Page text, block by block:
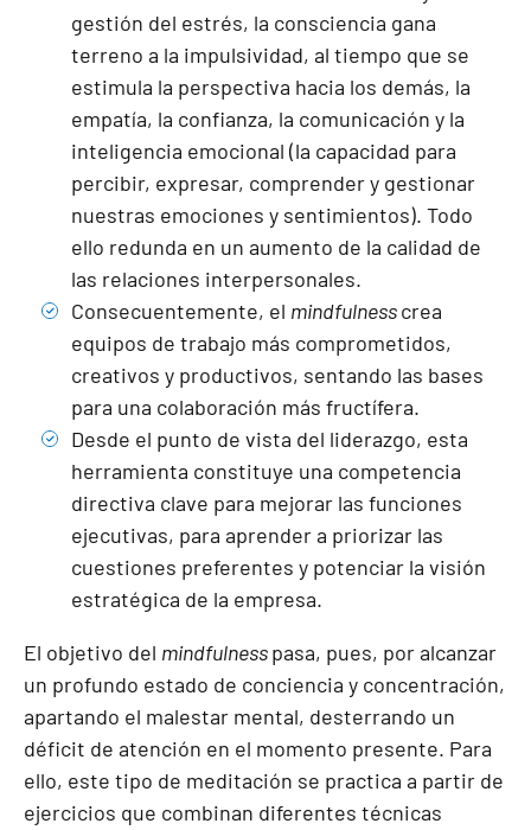
gestión del estrés, la consciencia gana
terreno a la impulsividad, al tiempo que se
estimula la perspectiva hacia los demás, la
empatía, la confianza, la comunicación y la
inteligencia emocional (la capacidad para
percibir, expresar, comprender y gestionar
nuestras emociones y sentimientos). Todo
ello redunda en un aumento de la calidad de
las relaciones interpersonales.
Consecuentemente, el mindfulnesscrea
equipos de trabajo más comprometidos,
creativos y productivos, sentando las bases
para una colaboración más fructífera.
Desde el punto de vista del liderazgo, esta
herramienta constituye una competencia
directiva clave para mejorar las funciones
ejecutivas, para aprender a priorizar las
cuestiones preferentes y potenciar la visión
estratégica de la empresa.
El objetivo del mindfulnesspasa, pues, por alcanzar
un profundo estado de conciencia y concentración,
apartando el malestar mental, desterrando un
déficit de atención en el momento presente. Para
ello, este tipo de meditación se practica a partir de
ejercicios que combinan diferentes técnicas